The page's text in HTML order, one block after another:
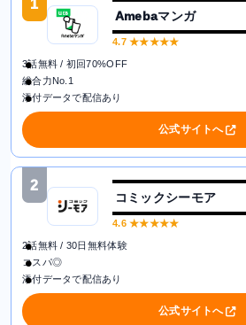
1
Amebaマンガ
4.7★★★★★
3話無料 / 初回70%OFF
総合力No.1
添付データで配信あり
公式サイトへ
2
コミックシーモア
4.6★★★★★
2話無料 / 30日無料体験
コスパ◎
添付データで配信あり
公式サイトへ